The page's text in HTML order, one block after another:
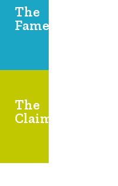
The
Fame
The
Claim